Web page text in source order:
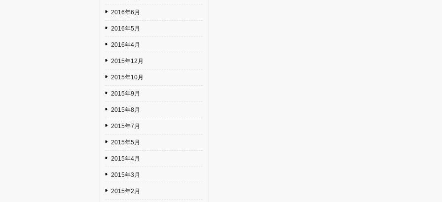
2016年6月
2016年5月
2016年4月
2015年12月
2015年10月
2015年9月
2015年8月
2015年7月
2015年5月
2015年4月
2015年3月
2015年2月